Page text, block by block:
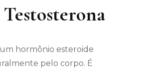
hormônio esteroide
pelo corpo. É